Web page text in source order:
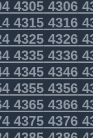
43054306
43154316
43254326
43354336
43454346
43554356
43654366
43754376